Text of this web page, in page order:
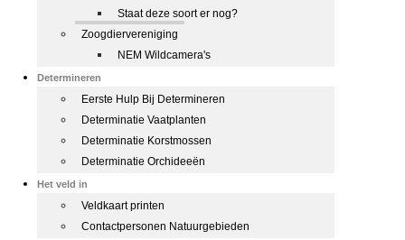
Staat deze soort er nog?
Zoogdiervereniging
NEM Wildcamera's
Determineren
Eerste Hulp Bij Determineren
Determinatie Vaatplanten
Determinatie Korstmossen
Determinatie Orchideeën
Het veld in
Veldkaart printen
Contactpersonen Natuurgebieden